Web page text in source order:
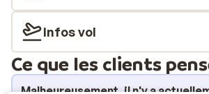
Infos vol
Ce que les clients
Malheureusement, il n'y a